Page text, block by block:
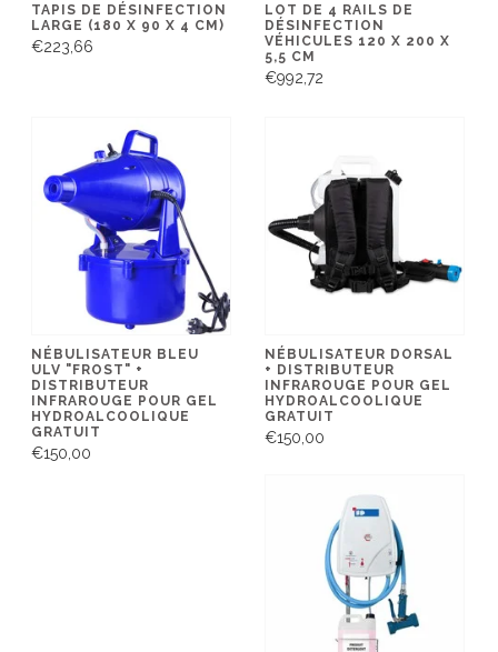
TAPIS DE DÉSINFECTION
LARGE (180 X 90 X 4 CM)
€223,66
LOT DE 4 RAILS DE
DÉSINFECTION
VÉHICULES 120 X 200 X
5,5 CM
€992,72
NÉBULISATEUR BLEU
ULV "FROST" +
DISTRIBUTEUR
INFRAROUGE POUR GEL
HYDROALCOOLIQUE
GRATUIT
€150,00
NÉBULISATEUR DORSAL
+ DISTRIBUTEUR
INFRAROUGE POUR GEL
HYDROALCOOLIQUE
GRATUIT
€150,00